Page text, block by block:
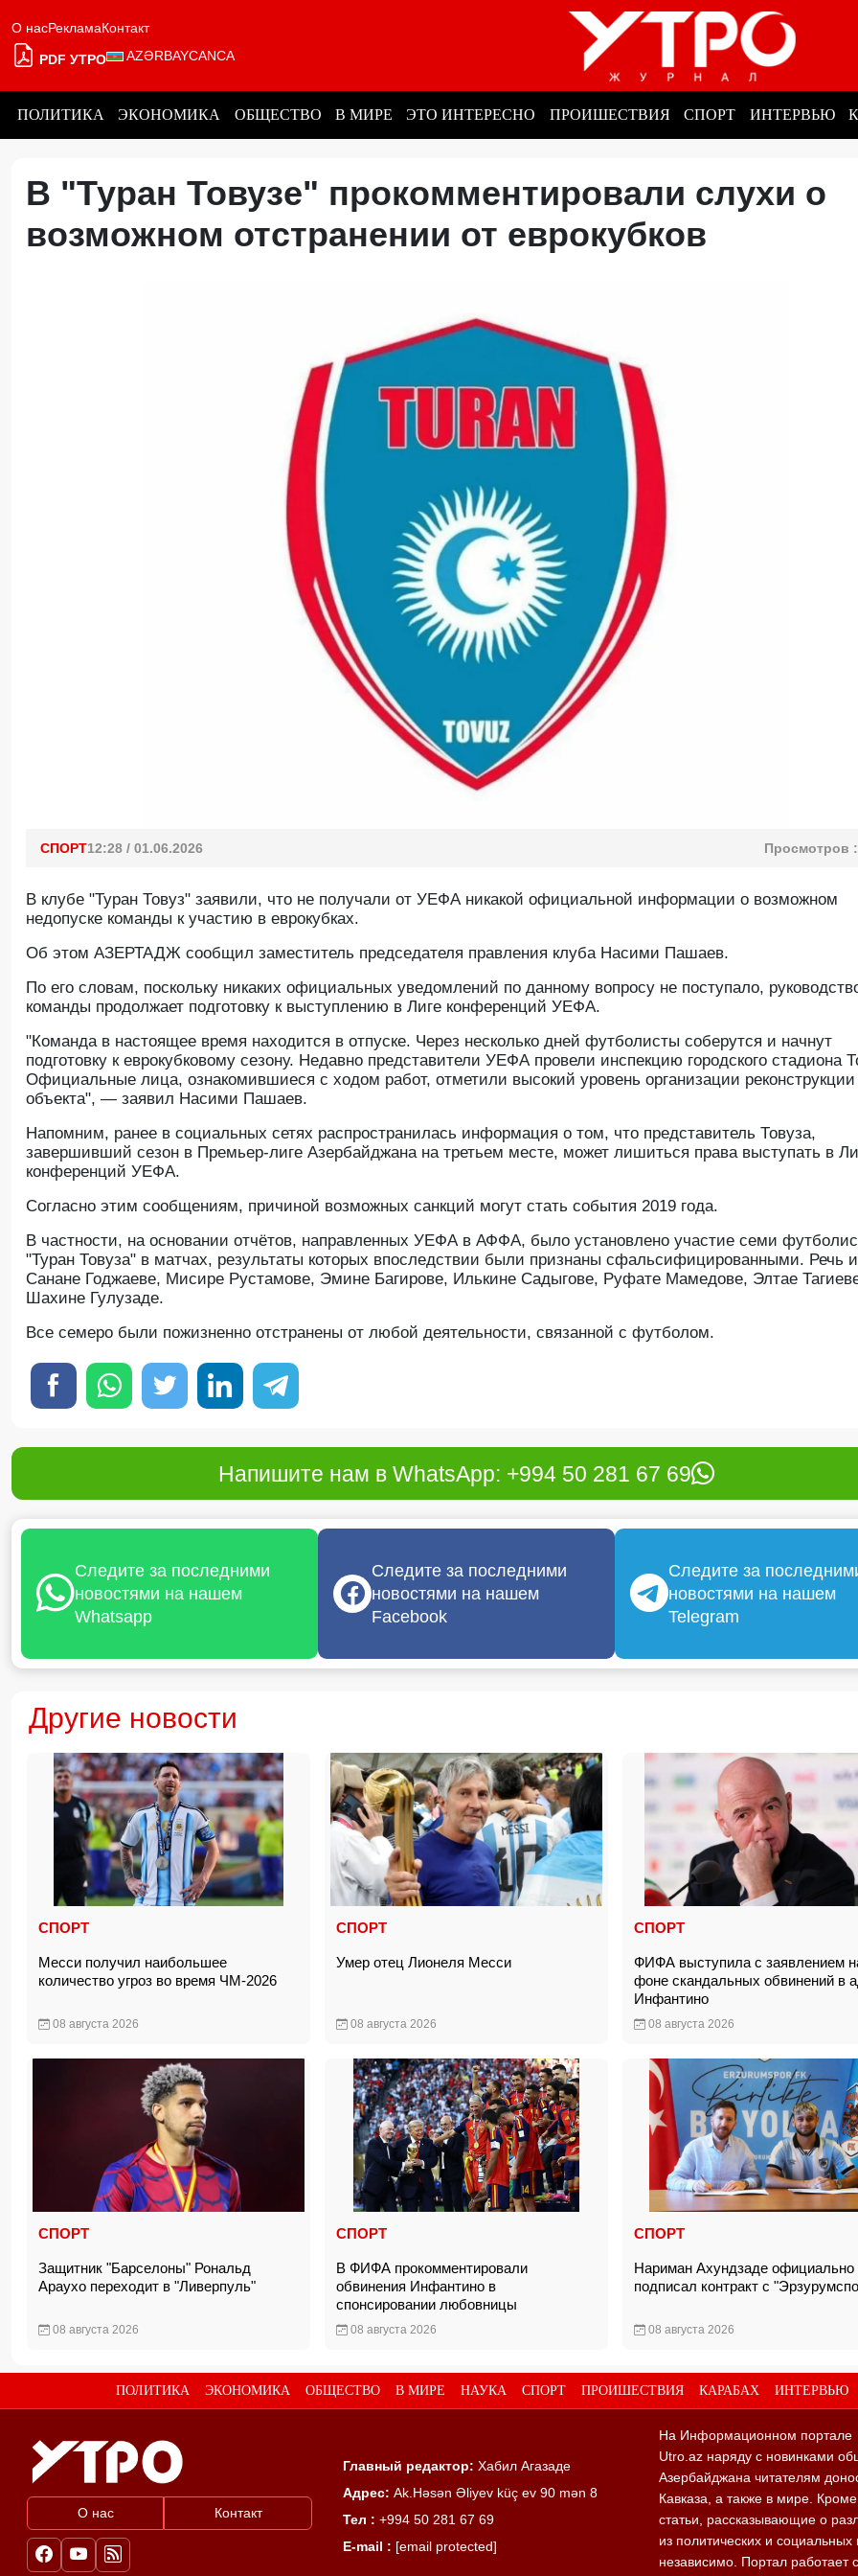
О насРекламаКонтакт
PDF УТРО AZƏRBAYCANCA
ПОЛИТИКА ЭКОНОМИКА ОБЩЕСТВО В МИРЕ ЭТО ИНТЕРЕСНО ПРОИШЕСТВИЯ СПОРТ ИНТЕРВЬЮ
В "Туран Товузе" прокомментировали слухи о
возможном отстранении от еврокубков
СПОРТ12:28 / 01.06.2026 Просмотров :
В клубе "Туран Товуз" заявили, что не получали от УЕФА никакой официальной информации о возможном
недопуске команды к участию в еврокубках.
Об этом АЗЕРТАДЖ сообщил заместитель председателя правления клуба Насими Пашаев.
По его словам, поскольку никаких официальных уведомлений по данному вопросу не поступало,
команды продолжает подготовку к выступлению в Лиге конференций УЕФА.
"Команда в настоящее время находится в отпуске. Через несколько дней футболисты соберутся и начнут
подготовку к еврокубковому сезону. Недавно представители УЕФА провели инспекцию городского стадиона
Официальные лица, ознакомившиеся с ходом работ, отметили высокий уровень организации реконструкции
объекта", — заявил Насими Пашаев.
Напомним, ранее в социальных сетях распространилась информация о том, что представитель Товуза,
завершивший сезон в Премьер-лиге Азербайджана на третьем месте, может лишиться права выступать в
конференций УЕФА.
Согласно этим сообщениям, причиной возможных санкций могут стать события 2019 года.
В частности, на основании отчётов, направленных УЕФА в АФФА, было установлено участие семи
"Туран Товуза" в матчах, результаты которых впоследствии были признаны сфальсифицированными. Речь
Санане Годжаеве, Мисире Рустамове, Эмине Багирове, Илькине Садыгове, Руфате Мамедове, Элтае
Шахине Гулузаде.
Все семеро были пожизненно отстранены от любой деятельности, связанной с футболом.
Напишите нам в WhatsApp: +994 50 281 67 69
Следите за последними
новостями на нашем
Whatsapp
Следите за последними
новостями на нашем
Facebook
Следите за
новостями на нашем
Telegram
Другие новости
СПОРТ
Месси получил наибольшее
количество угроз во время ЧМ-2026
08 августа 2026
СПОРТ
Умер отец Лионеля Месси
08 августа 2026
СПОРТ
ФИФА выступила с заявлением
фоне скандальных обвинений в
Инфантино
08 августа 2026
СПОРТ
Защитник "Барселоны" Рональд
Араухо переходит в "Ливерпуль"
08 августа 2026
СПОРТ
В ФИФА прокомментировали
обвинения Инфантино в
спонсировании любовницы
08 августа 2026
СПОРТ
Нариман Ахундзаде официально
подписал контракт с
08 августа 2026
ПОЛИТИКА ЭКОНОМИКА ОБЩЕСТВО В МИРЕ НАУКА СПОРТ ПРОИШЕСТВИЯ КАРАБАХ ИНТЕРВЬЮ
О нас Контакт
Главный редактор: Хабил Агазаде
Адрес: Ak.Həsən Əliyev küç ev 90 mən 8
Тел : +994 50 281 67 69
E-mail : [email protected]
На Информационном портале
Utro.az наряду с новинками
Азербайджана читателям
Кавказа, а также в мире.
статьи, рассказывающие о
из политических и
независимо. Портал работает